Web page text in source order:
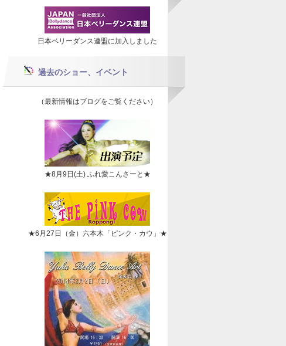
日本ベリーダンス連盟に加入しました
過去のショー、イベント
（最新情報はブログをご覧ください）
★8月9日(土) ふれ愛こんさーと★
★6月27日（金）六本木「ピンク・カウ」★